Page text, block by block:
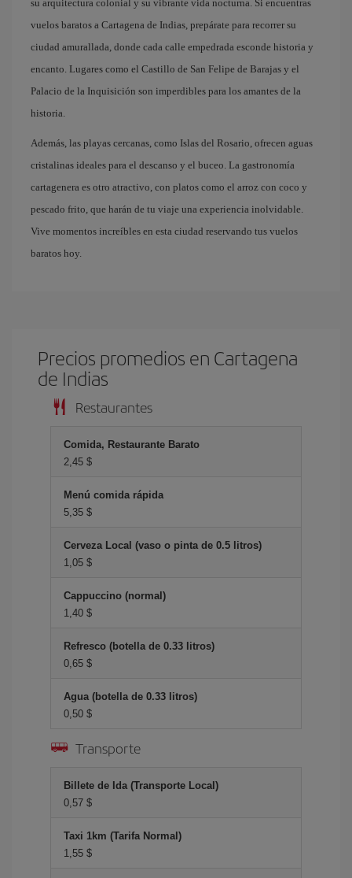
su arquitectura colonial y su vibrante vida nocturna. Si encuentras
vuelos baratos a Cartagena de Indias, prepárate para recorrer su
ciudad amurallada, donde cada calle empedrada esconde historia y
encanto. Lugares como el Castillo de San Felipe de Barajas y el
Palacio de la Inquisición son imperdibles para los amantes de la
historia.
Además, las playas cercanas, como Islas del Rosario, ofrecen aguas
cristalinas ideales para el descanso y el buceo. La gastronomía
cartagenera es otro atractivo, con platos como el arroz con coco y
pescado frito, que harán de tu viaje una experiencia inolvidable.
Vive momentos increíbles en esta ciudad reservando tus vuelos
baratos hoy.
Precios promedios en Cartagena
de Indias
Restaurantes
Comida, Restaurante Barato
2,45 $
Menú comida rápida
5,35 $
Cerveza Local (vaso o pinta de 0.5 litros)
1,05 $
Cappuccino (normal)
1,40 $
Refresco (botella de 0.33 litros)
0,65 $
Agua (botella de 0.33 litros)
0,50 $
Transporte
Billete de Ida (Transporte Local)
0,57 $
Taxi 1km (Tarifa Normal)
1,55 $